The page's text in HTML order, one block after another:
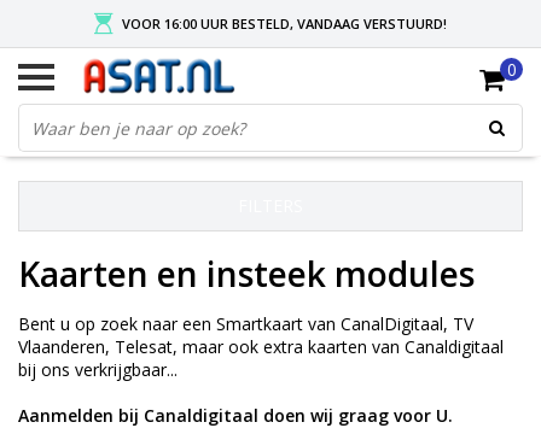
VOOR 16:00 UUR BESTELD, VANDAAG VERSTUURD!
GRATIS VERZENDING NA MIN. ORDER VAN € 50,-
KIES EENVOUDIG UW AFHAALLOCATIE
0
Kaarten en insteek modules
Bent u op zoek naar een Smartkaart van CanalDigitaal, TV
Vlaanderen, Telesat, maar ook extra kaarten van Canaldigitaal
bij ons verkrijgbaar...
Aanmelden bij Canaldigitaal doen wij graag voor U.